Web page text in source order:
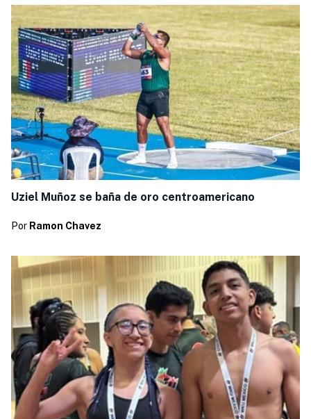
Uziel Muñoz se baña de oro centroamericano
Por Ramon Chavez